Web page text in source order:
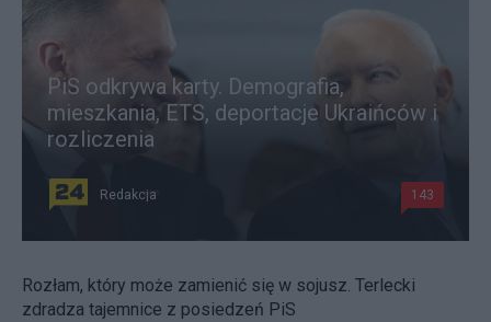
PiS odkrywa karty. Demografia,
mieszkania, ETS, deportacje Ukraińców i
rozliczenia
Redakcja 143
Rozłam, który może zamienić się w sojusz. Terlecki
zdradza tajemnice z posiedzeń PiS